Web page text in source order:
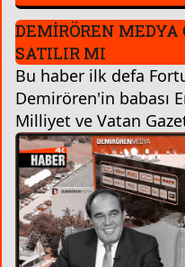
DEMİRÖREN
SATILIR MI
Bu haber ilk defa
Demirören'in babası
Milliyet ve Vatan